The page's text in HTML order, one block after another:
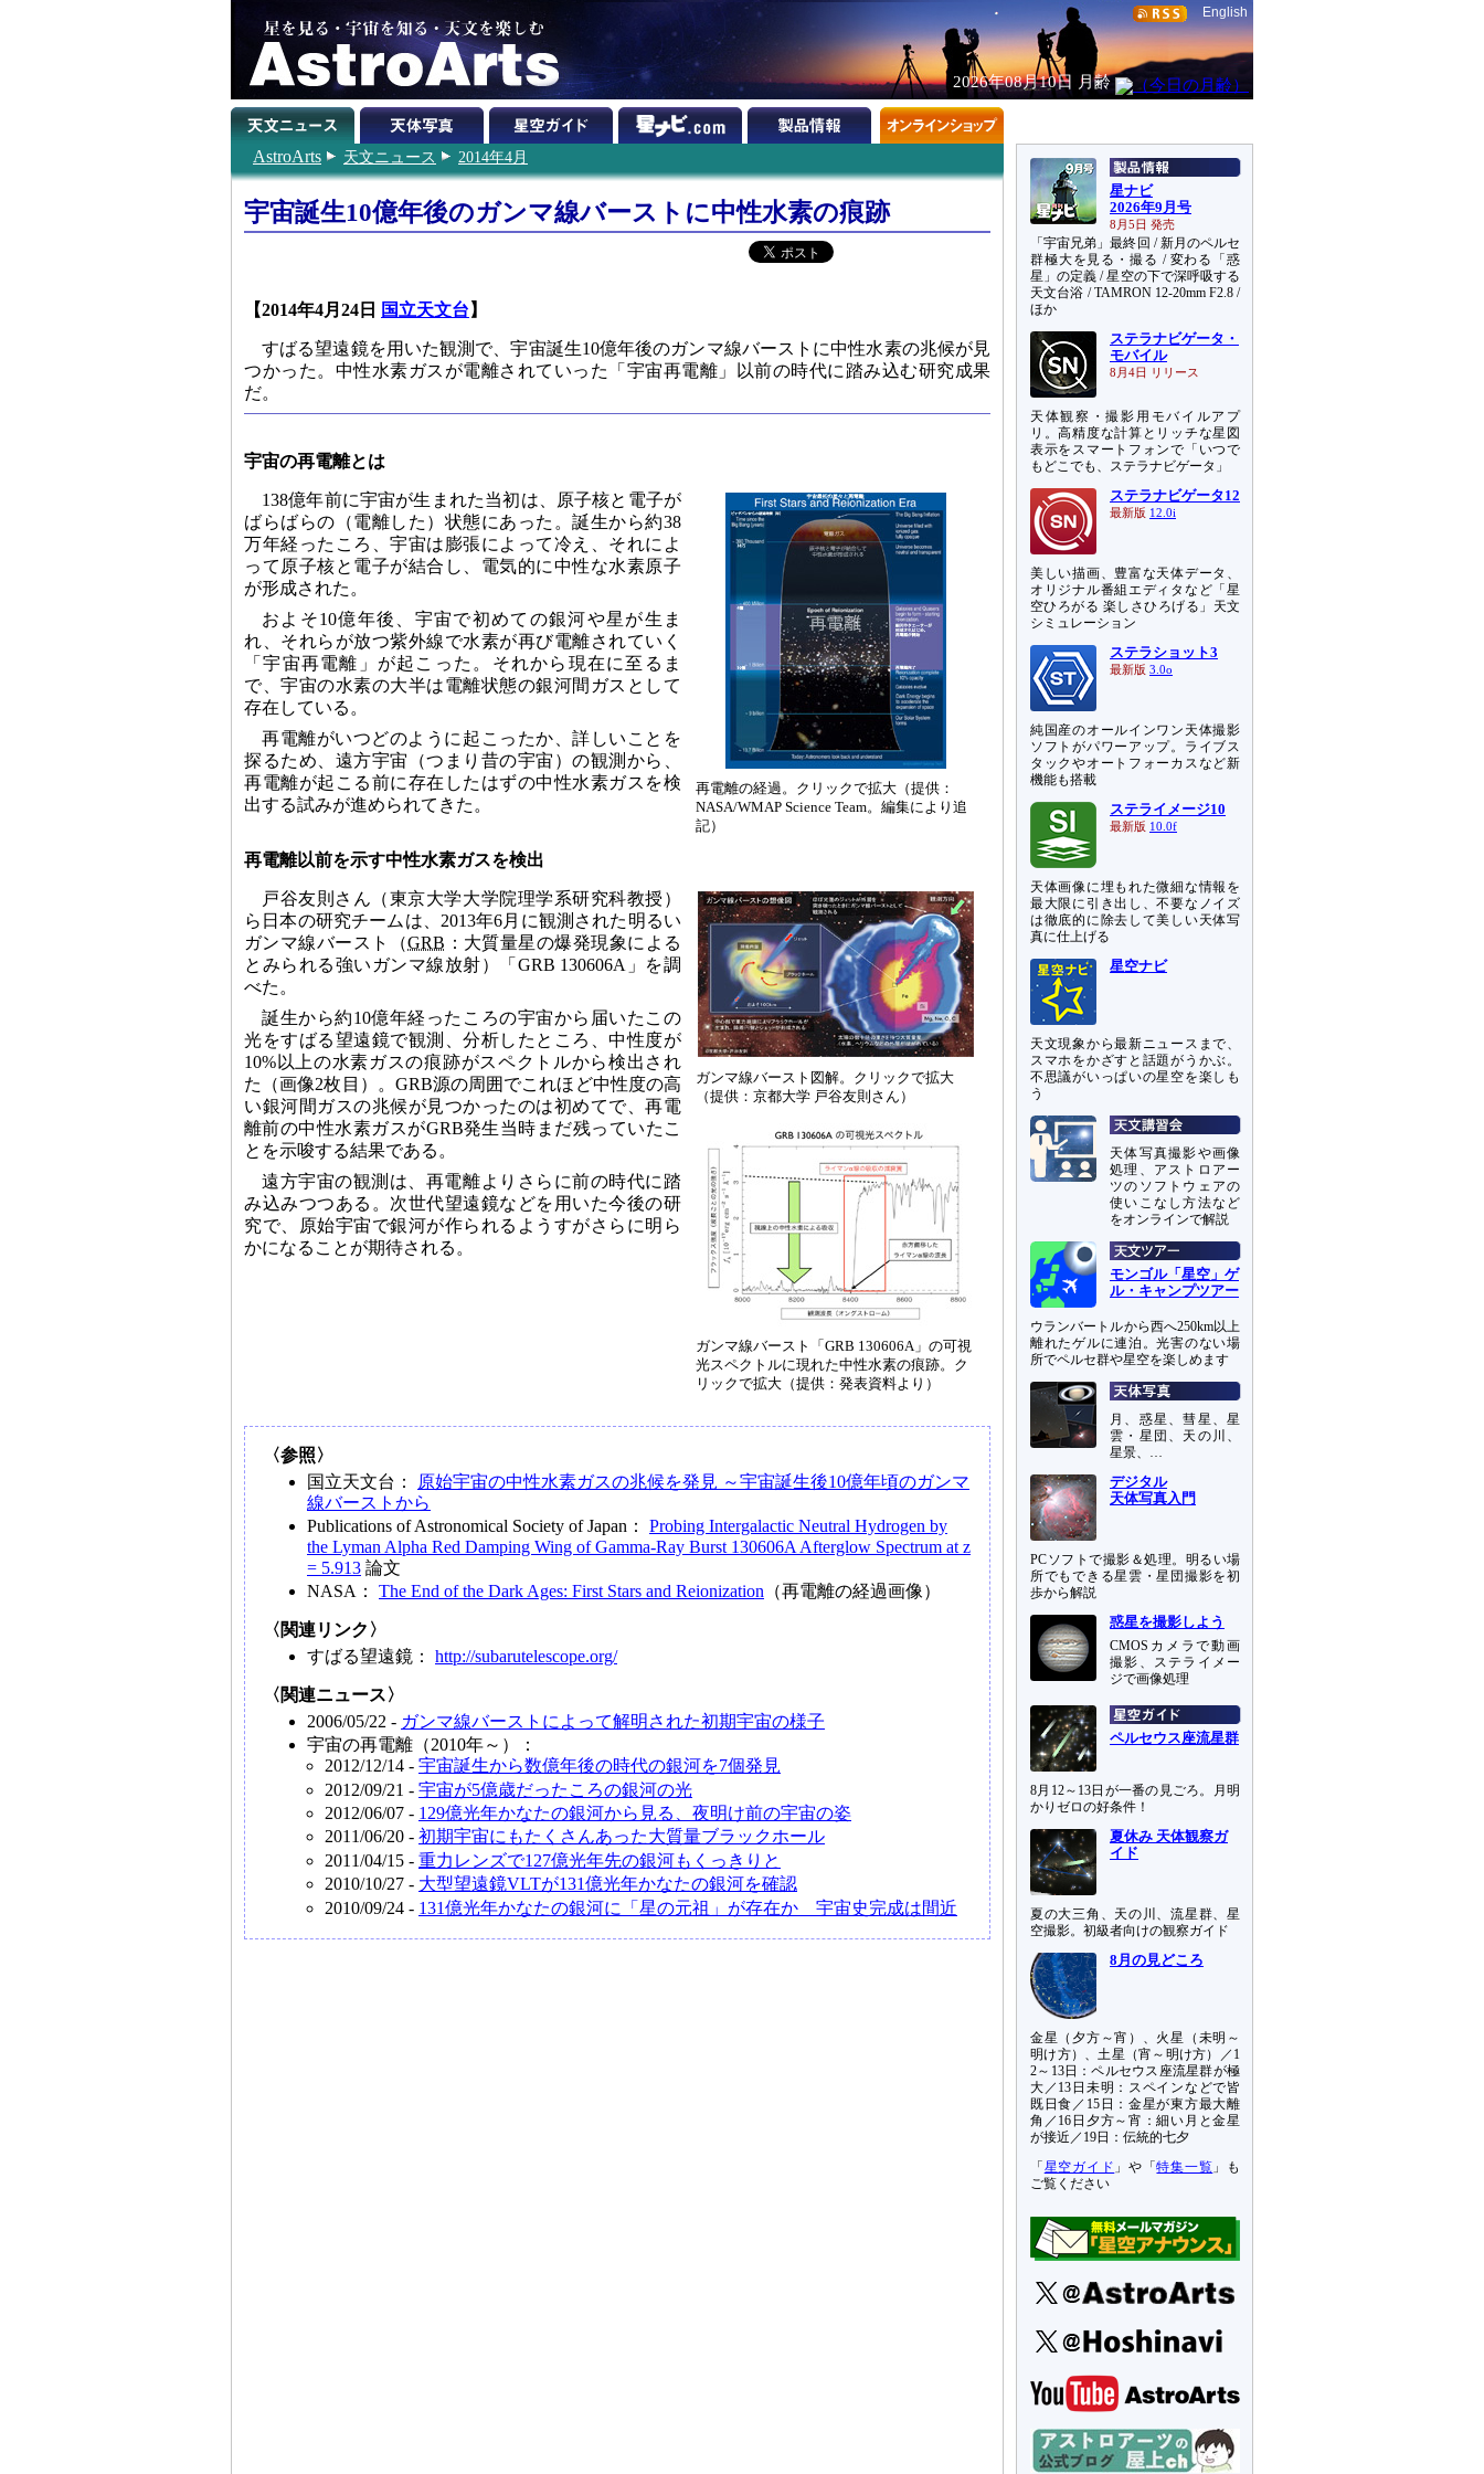
English
2026年08月10日 月齢
AstroArts 天文ニュース 2014年4月
宇宙誕生10億年後のガンマ線バーストに中性水素の痕跡
【2014年4月24日 国立天文台 】
すばる望遠鏡を用いた観測で、宇宙誕生10億年後のガンマ線バーストに中性水素の兆候が見
つかった。中性水素ガスが電離されていった「宇宙再電離」以前の時代に踏み込む研究成果
だ。
宇宙の再電離とは
再電離の経過。クリックで拡大（提供：
NASA/WMAP Science Team。編集により追
記）
138億年前に宇宙が生まれた当初は、原子核と電子が
ばらばらの（電離した）状態にあった。誕生から約38
万年経ったころ、宇宙は膨張によって冷え、それによ
って原子核と電子が結合し、電気的に中性な水素原子
が形成された。
およそ10億年後、宇宙で初めての銀河や星が生ま
れ、それらが放つ紫外線で水素が再び電離されていく
「宇宙再電離」が起こった。それから現在に至るま
で、宇宙の水素の大半は電離状態の銀河間ガスとして
存在している。
再電離がいつどのように起こったか、詳しいことを
探るため、遠方宇宙（つまり昔の宇宙）の観測から、
再電離が起こる前に存在したはずの中性水素ガスを検
出する試みが進められてきた。
再電離以前を示す中性水素ガスを検出
ガンマ線バースト図解。クリックで拡大
（提供：京都大学 戸谷友則さん）
ガンマ線バースト「GRB 130606A」の可視
光スペクトルに現れた中性水素の痕跡。ク
リックで拡大（提供：発表資料より）
戸谷友則さん（東京大学大学院理学系研究科教授）
ら日本の研究チームは、2013年6月に観測された明るい
ガンマ線バースト（GRB ：大質量星の爆発現象による
とみられる強いガンマ線放射）「GRB 130606A」を調
べた。
誕生から約10億年経ったころの宇宙から届いたこの
光をすばる望遠鏡で観測、分析したところ、中性度が
10%以上の水素ガスの痕跡がスペクトルから検出され
た（画像2枚目）。GRB源の周囲でこれほど中性度の高
い銀河間ガスの兆候が見つかったのは初めてで、再電
離前の中性水素ガスがGRB発生当時まだ残っていたこ
とを示唆する結果である。
遠方宇宙の観測は、再電離よりさらに前の時代に踏
み込みつつある。次世代望遠鏡などを用いた今後の研
究で、原始宇宙で銀河が作られるようすがさらに明ら
かになることが期待される。
〈参照〉
国立天文台：
原始宇宙の中性水素ガスの兆候を発見 ～宇宙誕生後10億年頃のガンマ
線バーストから
Publications of Astronomical Society of Japan： Probing Intergalactic Neutral Hydrogen by
the Lyman Alpha Red Damping Wing of Gamma-Ray Burst 130606A Afterglow Spectrum at z
= 5.913 論文
NASA： The End of the Dark Ages: First Stars and Reionization （再電離の経過画像）
〈関連リンク〉
すばる望遠鏡： http://subarutelescope.org/
〈関連ニュース〉
2006/05/22 - ガンマ線バーストによって解明された初期宇宙の様子
宇宙の再電離（2010年～）：
2012/12/14 - 宇宙誕生から数億年後の時代の銀河を7個発見
2012/09/21 - 宇宙が5億歳だったころの銀河の光
2012/06/07 - 129億光年かなたの銀河から見る、夜明け前の宇宙の姿
2011/06/20 - 初期宇宙にもたくさんあった大質量ブラックホール
2011/04/15 - 重力レンズで127億光年先の銀河もくっきりと
2010/10/27 - 大型望遠鏡VLTが131億光年かなたの銀河を確認
2010/09/24 - 131億光年かなたの銀河に「星の元祖」が存在か 宇宙史完成は間近
星ナビ
2026年9月号
8月5日 発売
「宇宙兄弟」最終回 / 新月のペルセ
群極大を見る・撮る / 変わる「惑
星」の定義 / 星空の下で深呼吸する
天文台浴 / TAMRON 12-20mm F2.8 /
ほか
ステラナビゲータ・
モバイル
8月4日 リリース
天体観察・撮影用モバイルアプ
リ。高精度な計算とリッチな星図
表示をスマートフォンで「いつで
もどこでも、ステラナビゲータ」
ステラナビゲータ12
最新版 12.0i
美しい描画、豊富な天体データ、
オリジナル番組エディタなど「星
空ひろがる 楽しさひろげる」天文
シミュレーション
ステラショット3
最新版 3.0o
純国産のオールインワン天体撮影
ソフトがパワーアップ。ライブス
タックやオートフォーカスなど新
機能も搭載
ステライメージ10
最新版 10.0f
天体画像に埋もれた微細な情報を
最大限に引き出し、不要なノイズ
は徹底的に除去して美しい天体写
真に仕上げる
星空ナビ
天文現象から最新ニュースまで、
スマホをかざすと話題がうかぶ。
不思議がいっぱいの星空を楽しも
う
天体写真撮影や画像
処理、アストロアー
ツのソフトウェアの
使いこなし方法など
をオンラインで解説
モンゴル「星空」ゲ
ル・キャンプツアー
ウランバートルから西へ250km以上
離れたゲルに連泊。光害のない場
所でペルセ群や星空を楽しめます
月、惑星、彗星、星
雲・星団、天の川、
星景、…
デジタル
天体写真入門
PCソフトで撮影＆処理。明るい場
所でもできる星雲・星団撮影を初
歩から解説
惑星を撮影しよう
CMOSカメラで動画
撮影、ステライメー
ジで画像処理
ペルセウス座流星群
8月12～13日が一番の見ごろ。月明
かりゼロの好条件！
夏休み 天体観察ガ
イド
夏の大三角、天の川、流星群、星
空撮影。初級者向けの観察ガイド
8月の見どころ
金星（夕方～宵）、火星（未明～
明け方）、土星（宵～明け方）／1
2～13日：ペルセウス座流星群が極
大／13日未明：スペインなどで皆
既日食／15日：金星が東方最大離
角／16日夕方～宵：細い月と金星
が接近／19日：伝統的七夕
「 星空ガイド 」や「特集一覧 」も
ご覧ください